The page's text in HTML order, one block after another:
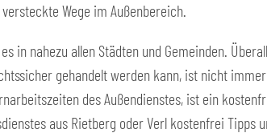
Wege im Außenbereich.
in nahezu allen Städten und Gemeinden.
gehandelt werden kann, ist nicht
des Außendienstes, ist ein
aus Rietberg oder Verl kostenfrei Tipps